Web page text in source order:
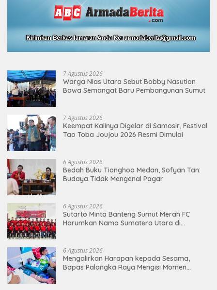
7 Agustus 2026
Warga Nias Utara Sebut Bobby Nasution
Bawa Semangat Baru Pembangunan Sumut
7 Agustus 2026
Keempat Kalinya Digelar di Samosir, Festival
Tao Toba Joujou 2026 Resmi Dimulai
6 Agustus 2026
Bedah Buku Tionghoa Medan, Sofyan Tan:
Budaya Tidak Mengenal Pagar
6 Agustus 2026
Sutarto Minta Banteng Sumut Merah FC
Harumkan Nama Sumatera Utara di
6 Agustus 2026
Mengalirkan Harapan kepada Sesama,
Bapas Palangka Raya Mengisi Momen